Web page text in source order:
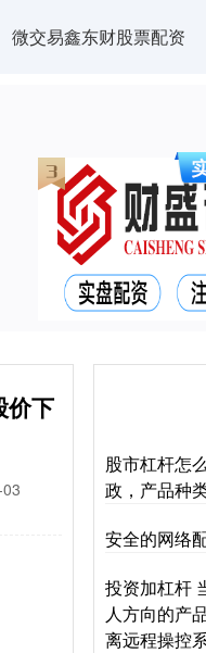
微交易鑫东财股票配资
价下
股市杠杆怎
政，产品种
安全的网络
投资加杠杆
人方向的产
离远程操控